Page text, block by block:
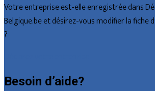
Votre entreprise est-elle enregistrée dans
Belgique.be et désirez-vous modifier la fiche
?
Besoin d’aide?